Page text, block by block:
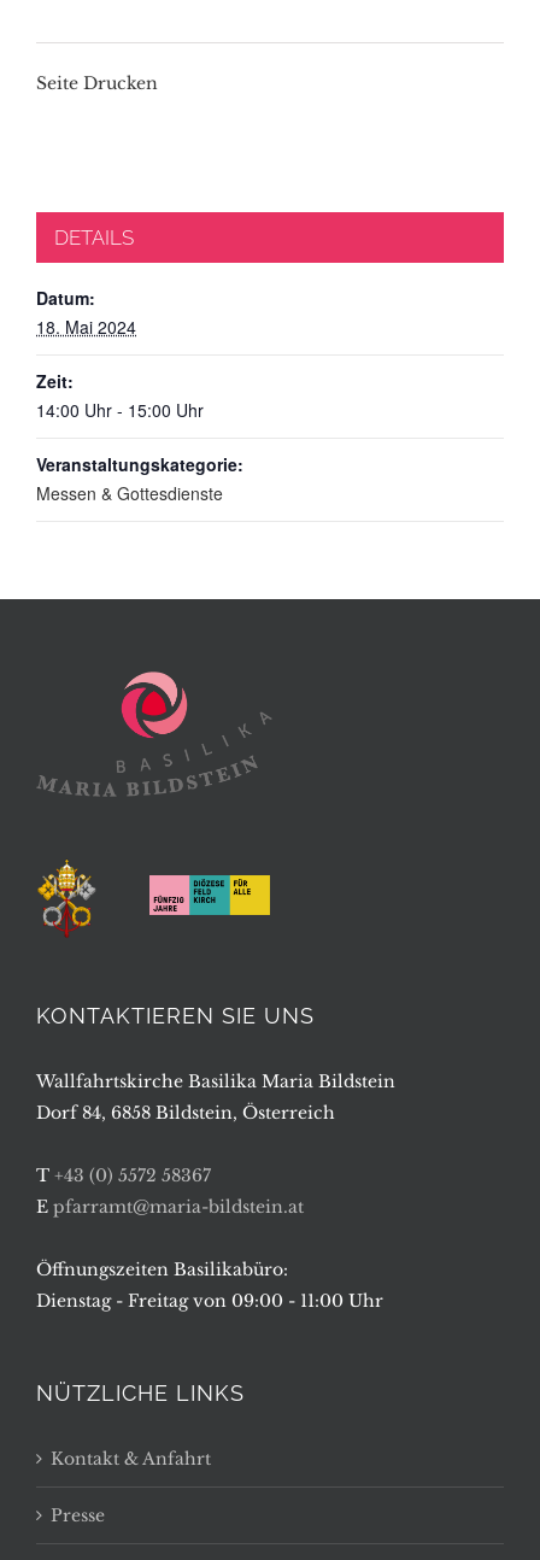
Seite Drucken
DETAILS
Datum:
18. Mai 2024
Zeit:
14:00 Uhr - 15:00 Uhr
Veranstaltungskategorie:
Messen & Gottesdienste
KONTAKTIEREN SIE UNS
Wallfahrtskirche Basilika Maria Bildstein
Dorf 84, 6858 Bildstein, Österreich
T +43 (0) 5572 58367
E pfarramt@maria-bildstein.at
Öffnungszeiten Basilikabüro:
Dienstag - Freitag von 09:00 - 11:00 Uhr
NÜTZLICHE LINKS
Kontakt & Anfahrt
Presse